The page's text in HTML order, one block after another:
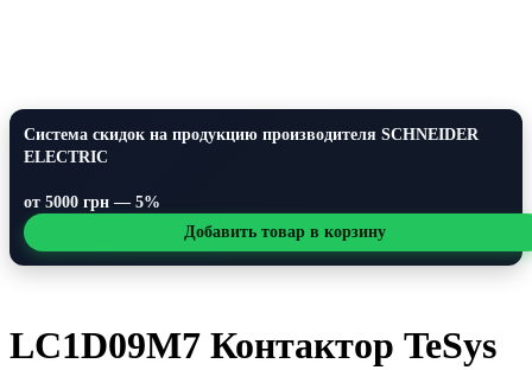
Система скидок на продукцию производителя SCHNEIDER
ELECTRIC
от 5000 грн — 5%
Добавить товар в корзину
LC1D09M7 Контактор TeSys